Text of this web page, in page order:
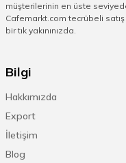
müşterilerinin en üste
Cafemarkt.com tecrübeli
bir tık yakınınızda.
Bilgi
Hakkımızda
Export
İletişim
Blog